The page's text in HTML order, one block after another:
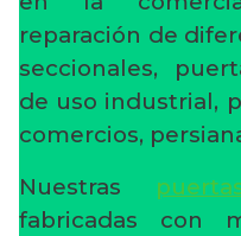
reparación de
seccionales,
de uso industrial,
comercios,
Nuestras
fabricadas con